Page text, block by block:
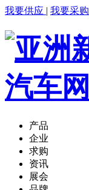
我要供应 | 我要采购
产品
企业
求购
资讯
展会